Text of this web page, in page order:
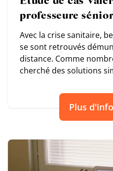
professeure
Avec la crise sanitaire,
se sont retrouvés
distance. Comme
cherché des solutions
Plus